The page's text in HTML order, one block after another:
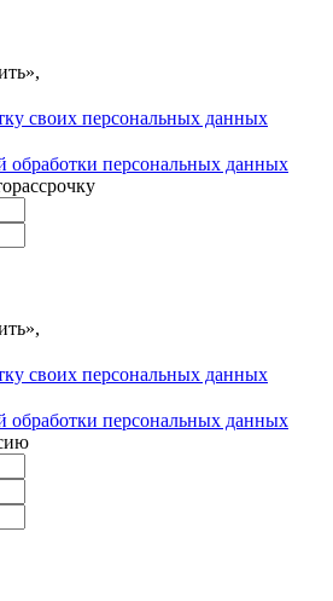
своих персональных данных
обработки персональных данных
своих персональных данных
обработки персональных данных